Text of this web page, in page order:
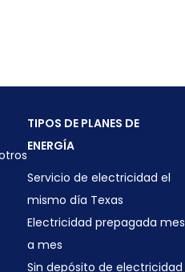
TIPOS DE PLANES DE
ENERGÍA
Servicio de electricidad el
mismo día Texas
Electricidad prepagada mes
a mes
Sin depósito de electricidad